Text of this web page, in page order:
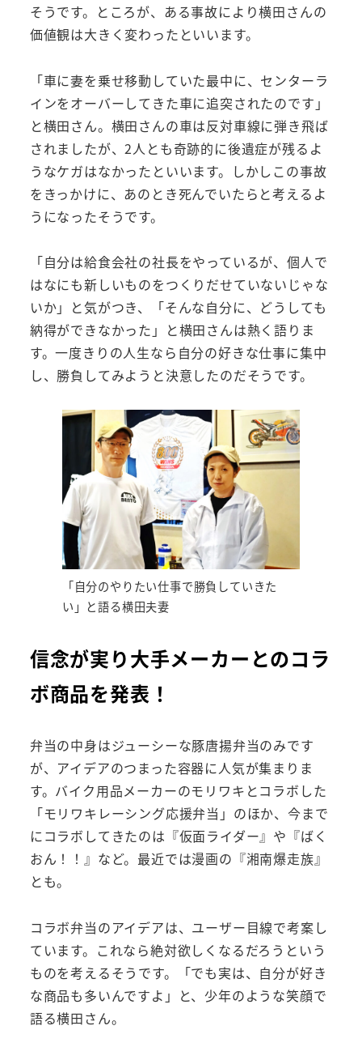
そうです。ところが、ある事故により横田さんの
価値観は大きく変わったといいます。
「車に妻を乗せ移動していた最中に、センターラ
インをオーバーしてきた車に追突されたのです」
と横田さん。横田さんの車は反対車線に弾き飛ば
されましたが、2人とも奇跡的に後遺症が残るよ
うなケガはなかったといいます。しかしこの事故
をきっかけに、あのとき死んでいたらと考えるよ
うになったそうです。
「自分は給食会社の社長をやっているが、個人で
はなにも新しいものをつくりだせていないじゃな
いか」と気がつき、「そんな自分に、どうしても
納得ができなかった」と横田さんは熱く語りま
す。一度きりの人生なら自分の好きな仕事に集中
し、勝負してみようと決意したのだそうです。
「自分のやりたい仕事で勝負していきた
い」と語る横田夫妻
信念が実り大手メーカーとのコラ
ボ商品を発表！
弁当の中身はジューシーな豚唐揚弁当のみです
が、アイデアのつまった容器に人気が集まりま
す。バイク用品メーカーのモリワキとコラボした
「モリワキレーシング応援弁当」のほか、今まで
にコラボしてきたのは『仮面ライダー』や『ばく
おん！！』など。最近では漫画の『湘南爆走族』
とも。
コラボ弁当のアイデアは、ユーザー目線で考案し
ています。これなら絶対欲しくなるだろうという
ものを考えるそうです。「でも実は、自分が好き
な商品も多いんですよ」と、少年のような笑顔で
語る横田さん。